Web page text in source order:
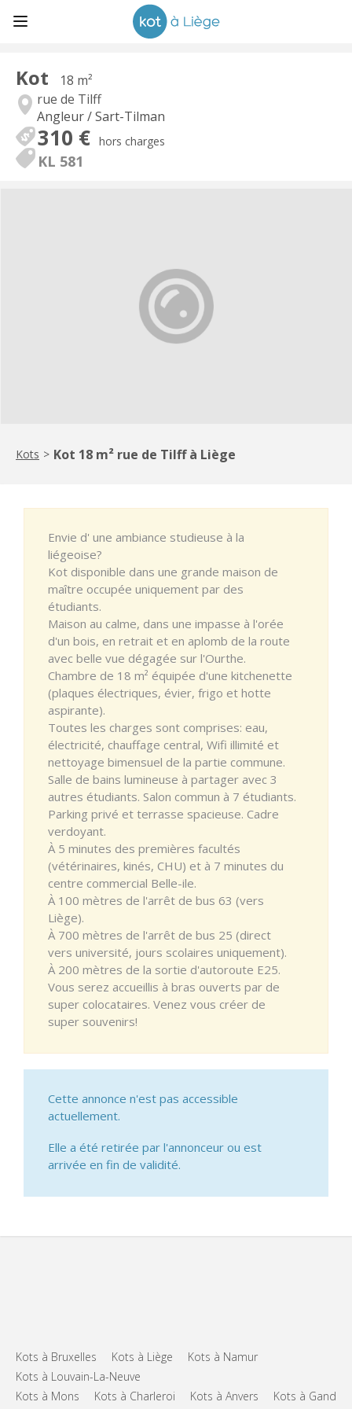
Kot
18 m²
rue de Tilff
Angleur / Sart-Tilman
310 € hors charges
KL 581
Kots > Kot 18 m² rue de Tilff à Liège
Envie d' une ambiance studieuse à la
liégeoise?
Kot disponible dans une grande maison de
maître occupée uniquement par des
étudiants.
Maison au calme, dans une impasse à l'orée
d'un bois, en retrait et en aplomb de la route
avec belle vue dégagée sur l'Ourthe.
Chambre de 18 m² équipée d'une kitchenette
(plaques électriques, évier, frigo et hotte
aspirante).
Toutes les charges sont comprises: eau,
électricité, chauffage central, Wifi illimité et
nettoyage bimensuel de la partie commune.
Salle de bains lumineuse à partager avec 3
autres étudiants. Salon commun à 7 étudiants.
Parking privé et terrasse spacieuse. Cadre
verdoyant.
À 5 minutes des premières facultés
(vétérinaires, kinés, CHU) et à 7 minutes du
centre commercial Belle-ile.
À 100 mètres de l'arrêt de bus 63 (vers
Liège).
À 700 mètres de l'arrêt de bus 25 (direct
vers université, jours scolaires uniquement).
À 200 mètres de la sortie d'autoroute E25.
Vous serez accueillis à bras ouverts par de
super colocataires. Venez vous créer de
super souvenirs!
Cette annonce n'est pas accessible
actuellement.
Elle a été retirée par l'annonceur ou est
arrivée en fin de validité.
Kots à Bruxelles Kots à Liège
Kots à Namur
Kots à Louvain-La-Neuve
Kots à Mons
Kots à Charleroi Kots à Anvers Kots à Gand